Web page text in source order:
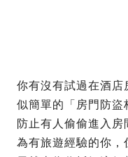
你有沒有試過在酒店
似簡單的「房門防盜
防止有人偷偷進入
為有旅遊經驗的你，